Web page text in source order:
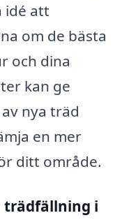
idé att
om de bästa
och dina
kan ge
nya träd
en mer
ditt område.
trädfällning i